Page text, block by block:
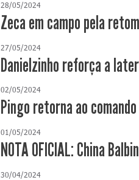
28/05/2024
Zeca em campo pela
27/05/2024
Danielzinho reforça a
02/05/2024
Pingo retorna ao
01/05/2024
NOTA OFICIAL: China
30/04/2024